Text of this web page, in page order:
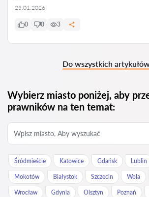
25.01.2026
0 0 3
Do wszystkich
Wybierz miasto poniżej, aby
prawników na ten temat:
Śródmieście Katowice Gdańsk Lublin
Mokotów Białystok Szczecin Wola
Wrocław Gdynia Olsztyn Poznań